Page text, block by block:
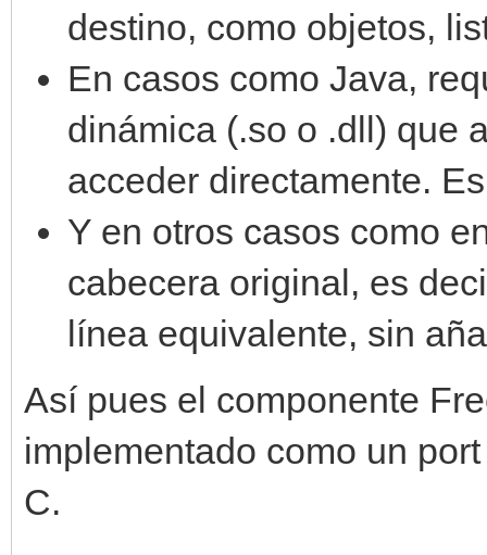
destino, como objetos,
En casos como Java,
dinámica (.so o .dll) que
acceder directamente.
Y en otros casos como
cabecera original, es
línea equivalente, sin
Así pues el componente
implementado como un
C.